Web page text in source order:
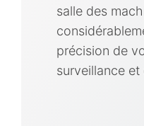
salle des
précision de
surveillance